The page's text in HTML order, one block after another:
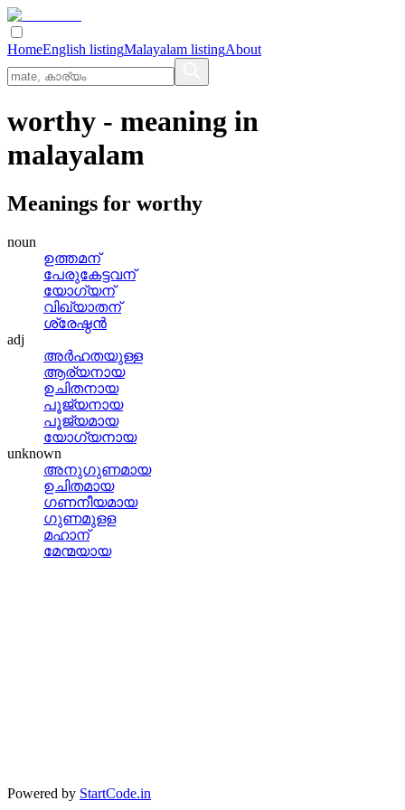
HomeEnglish listingMalayalam listingAbout
worthy - meaning in
malayalam
Meanings for worthy
noun
ഉത്തമന്
പേരുകേട്ടവന്
യോഗ്യന്
വിഖ്യാതന്
ശ്രേഷ്ഠൻ
adj
അര്‍ഹതയുള്ള
ആര്യനായ
ഉചിതനായ
പൂജ്യനായ
പൂജ്യമായ
യോഗ്യനായ
unknown
അനുഗുണമായ
ഉചിതമായ
ഗണനീയമായ
ഗുണമുളള
മഹാന്
മേന്മയായ
Powered by StartCode.in